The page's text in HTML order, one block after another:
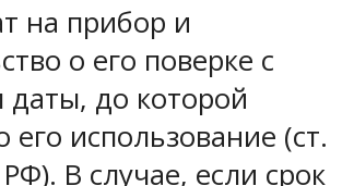
на прибор и
о его поверке с
даты, до которой
его использование (ст.
В случае, если срок